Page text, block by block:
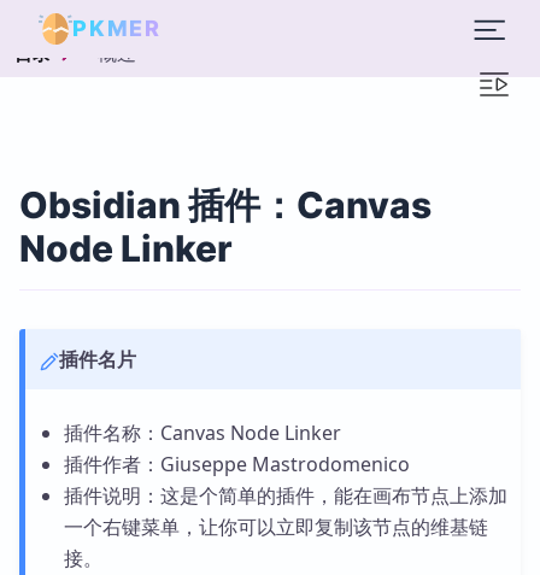
PKMER
目录 概述
Obsidian 插件：Canvas
Node Linker
插件名片
插件名称：Canvas Node Linker
插件作者：Giuseppe Mastrodomenico
插件说明：这是个简单的插件，能在画布节点上添加
一个右键菜单，让你可以立即复制该节点的维基链
接。